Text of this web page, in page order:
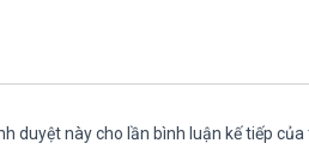
duyệt này cho lần bình luận kế tiếp của